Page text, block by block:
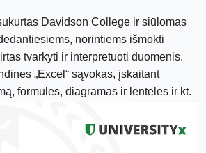
Davidson College ir siūlomas
norintiems išmokti
tvarkyti ir interpretuoti duomenis.
„Excel“ sąvokas, įskaitant
formules, diagramas ir lenteles ir kt.